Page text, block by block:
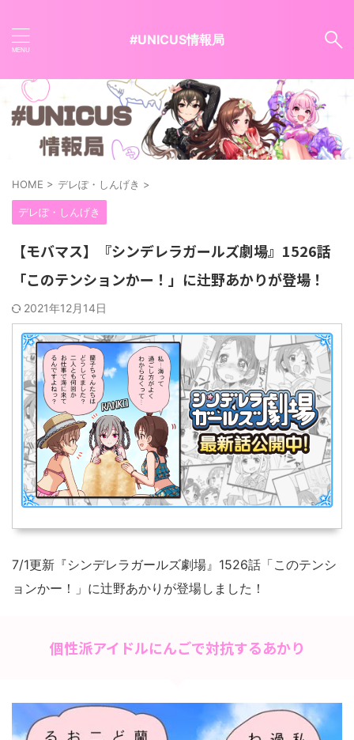
#UNICUS情報局
HOME > デレぽ・しんげき >
デレぽ・しんげき
【モバマス】『シンデレラガールズ劇場』1526話
「このテンションかー！」に辻野あかりが登場！
2021年12月14日
7/1更新『シンデレラガールズ劇場』1526話「このテンシ
ョンかー！」に辻野あかりが登場しました！
個性派アイドルにんごで対抗するあかり